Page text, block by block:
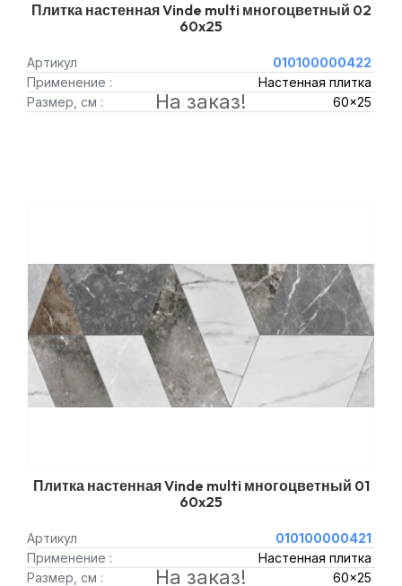
Плитка настенная Vinde multi многоцветный 02
60x25
Артикул
010100000422
Применение :
Настенная плитка
Размер, см :
60x25
На заказ!
Плитка настенная Vinde multi многоцветный 01
60x25
Артикул
010100000421
Применение :
Настенная плитка
Размер, см :
60x25
На заказ!